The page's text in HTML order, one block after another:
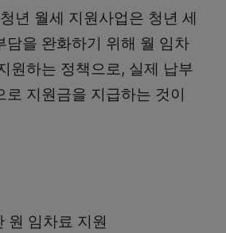
년 월세 지원사업은 청년 세
담을 완화하기 위해 월 임차
원하는 정책으로, 실제 납부
로 지원금을 지급하는 것이
원 임차료 지원